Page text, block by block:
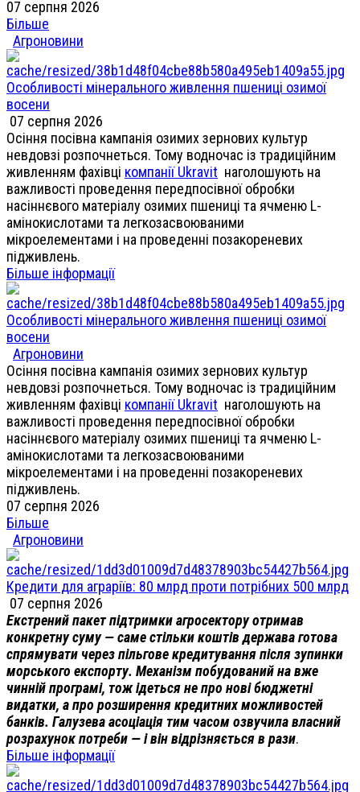
07 серпня 2026
Більше
Агроновини
Особливості мінерального живлення пшениці озимої
восени
07 серпня 2026
Осіння посівна кампанія озимих зернових культур
невдовзі розпочнеться. Тому водночас із традиційним
живленням фахівці компанії Ukravit наголошують на
важливості проведення передпосівної обробки
насіннєвого матеріалу озимих пшениці та ячменю L-
амінокислотами та легкозасвоюваними
мікроелементами і на проведенні позакореневих
підживлень.
Більше інформації
Особливості мінерального живлення пшениці озимої
восени
Агроновини
Осіння посівна кампанія озимих зернових культур
невдовзі розпочнеться. Тому водночас із традиційним
живленням фахівці компанії Ukravit наголошують на
важливості проведення передпосівної обробки
насіннєвого матеріалу озимих пшениці та ячменю L-
амінокислотами та легкозасвоюваними
мікроелементами і на проведенні позакореневих
підживлень.
07 серпня 2026
Більше
Агроновини
Кредити для аграріїв: 80 млрд проти потрібних 500 млрд
07 серпня 2026
Екстрений пакет підтримки агросектору отримав
конкретну суму — саме стільки коштів держава готова
спрямувати через пільгове кредитування після зупинки
морського експорту. Механізм побудований на вже
чинній програмі, тож ідеться не про нові бюджетні
видатки, а про розширення кредитних можливостей
банків. Галузева асоціація тим часом озвучила власний
розрахунок потреби — і він відрізняється в рази.
Більше інформації